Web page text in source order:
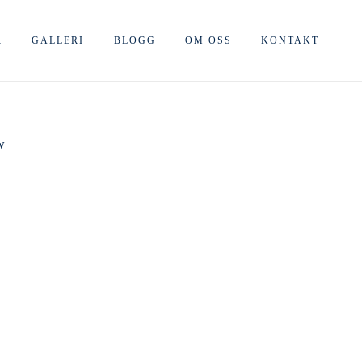
GALLERI BLOGG OM OSS KONTAKT